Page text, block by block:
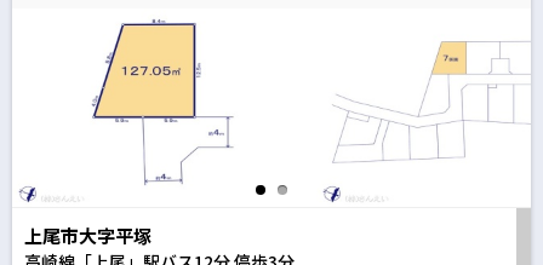
上尾市大字平塚